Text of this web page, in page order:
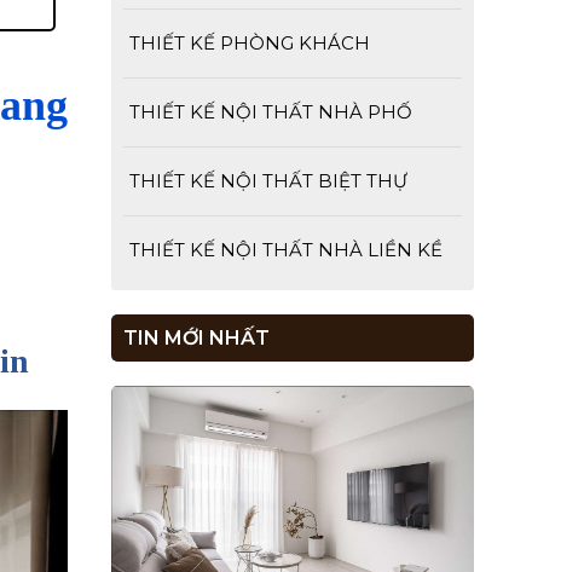
THIẾT KẾ PHÒNG KHÁCH
THIẾT KẾ NỘI THẤT NHÀ PHỐ
THIẾT KẾ NỘI THẤT BIỆT THỰ
THIẾT KẾ NỘI THẤT NHÀ LIỀN KỀ
TIN MỚI NHẤT